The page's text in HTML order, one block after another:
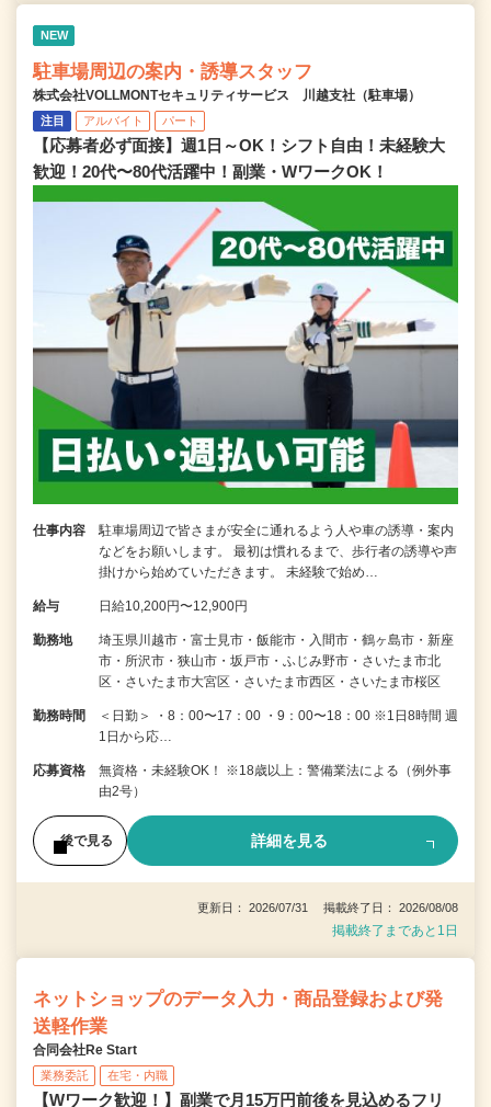
NEW
駐車場周辺の案内・誘導スタッフ
株式会社VOLLMONTセキュリティサービス 川越支社（駐車場）
注目 アルバイト パート
【応募者必ず面接】週1日～OK！シフト自由！未経験大
歓迎！20代〜80代活躍中！副業・WワークOK！
仕事内容
駐車場周辺で皆さまが安全に通れるよう人や車の誘導・案内
などをお願いします。 最初は慣れるまで、歩行者の誘導や声
掛けから始めていただきます。 未経験で始め…
給与 日給10,200円〜12,900円
勤務地
埼玉県川越市・富士見市・飯能市・入間市・鶴ヶ島市・新座
市・所沢市・狭山市・坂戸市・ふじみ野市・さいたま市北
区・さいたま市大宮区・さいたま市西区・さいたま市桜区
勤務時間
＜日勤＞ ・8：00〜17：00 ・9：00〜18：00 ※1日8時間 週
1日から応…
応募資格
無資格・未経験OK！ ※18歳以上：警備業法による（例外事
由2号）
後で見る 詳細を見る
更新日： 2026/07/31 掲載終了日： 2026/08/08
掲載終了まであと1日
ネットショップのデータ入力・商品登録および発
送軽作業
合同会社Re Start
業務委託 在宅・内職
【Wワーク歓迎！】副業で月15万円前後を見込めるフリ